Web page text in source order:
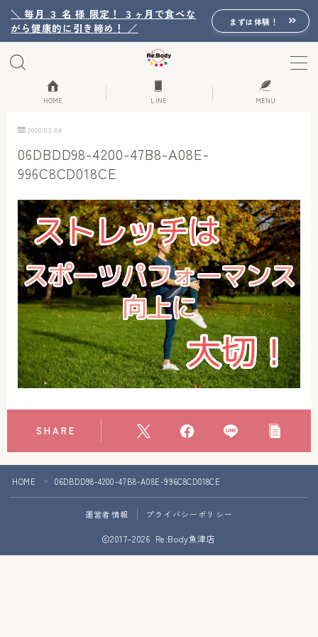
＼ 毎月 ３ 名 様 限定！ ３ヶ月で食べな
がら健康的に引き締め！ ／
まずは体験！
MENU
Re:Bodyの想い
初回体験詳細
Re:Bodyのメニュー
記事カテゴリー一覧
プロフィール
アクセス
お問い合わせ
HOME LINE MENU
2020.03.04
06DBDD98-4200-47B8-A08E-
996C8CD018CE
SHARE
HOME ＞ 06DBDD98-4200-47B8-A08E-996C8CD018CE
運営者情報 プライバシーポリシー
2017–2026 Re:Body魚津店